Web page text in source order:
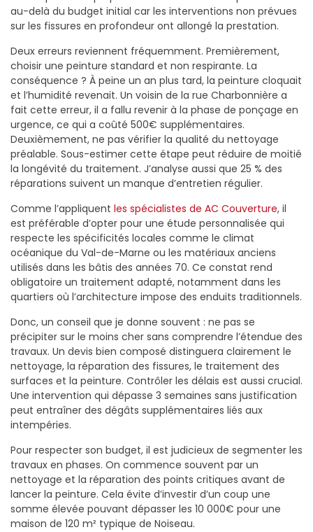
au-delà du budget initial car les interventions non prévues
sur les fissures en profondeur ont allongé la prestation.
Deux erreurs reviennent fréquemment. Premièrement,
choisir une peinture standard et non respirante. La
conséquence ? À peine un an plus tard, la peinture cloquait
et l’humidité revenait. Un voisin de la rue Charbonnière a
fait cette erreur, il a fallu revenir à la phase de ponçage en
urgence, ce qui a coûté 500€ supplémentaires.
Deuxièmement, ne pas vérifier la qualité du nettoyage
préalable. Sous-estimer cette étape peut réduire de moitié
la longévité du traitement. J’analyse aussi que 25 % des
réparations suivent un manque d’entretien régulier.
Comme l’appliquent les spécialistes de AC Couverture, il
est préférable d’opter pour une étude personnalisée qui
respecte les spécificités locales comme le climat
océanique du Val-de-Marne ou les matériaux anciens
utilisés dans les bâtis des années 70. Ce constat rend
obligatoire un traitement adapté, notamment dans les
quartiers où l’architecture impose des enduits traditionnels.
Donc, un conseil que je donne souvent : ne pas se
précipiter sur le moins cher sans comprendre l’étendue des
travaux. Un devis bien composé distinguera clairement le
nettoyage, la réparation des fissures, le traitement des
surfaces et la peinture. Contrôler les délais est aussi crucial.
Une intervention qui dépasse 3 semaines sans justification
peut entraîner des dégâts supplémentaires liés aux
intempéries.
Pour respecter son budget, il est judicieux de segmenter les
travaux en phases. On commence souvent par un
nettoyage et la réparation des points critiques avant de
lancer la peinture. Cela évite d’investir d’un coup une
somme élevée pouvant dépasser les 10 000€ pour une
maison de 120 m² typique de Noiseau.